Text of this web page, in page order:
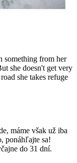
something from her
she doesn't get very
she takes refuge
máme však už iba
ponáhľajte sa!
do 31 dní.